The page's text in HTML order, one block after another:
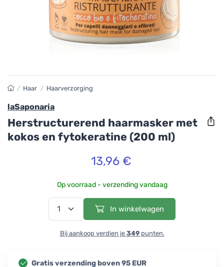
/ Haar / Haarverzorging
laSaponaria
Herstructurerend haarmasker met
kokos en fytokeratine (200 ml)
13,96 €
Op voorraad - verzending vandaag
In winkelwagen
Bij aankoop verdien je 349punten.
Gratis verzending boven 95 EUR